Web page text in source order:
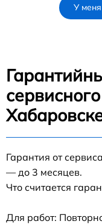
У
Гарантия от
— до 3 месяцев.
Что считается
Для работ: